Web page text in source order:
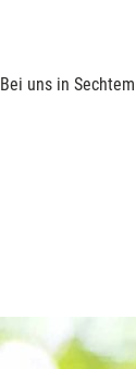
Bei uns in Sechtem